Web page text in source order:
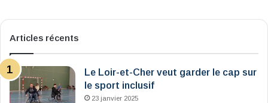
Articles récents
Le Loir-et-Cher veut garder le cap sur
le sport inclusif
23 janvier 2025